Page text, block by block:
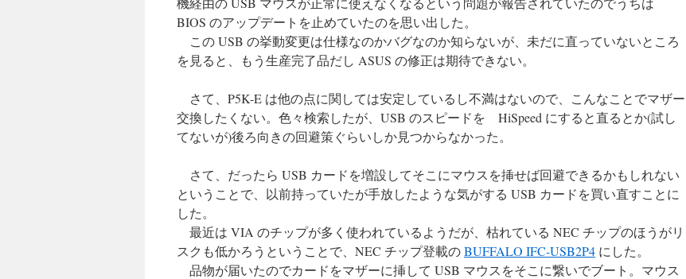
プ
BIOS のアップデートを止めていたのを思い出した。
この USB の挙動変更は仕様なのかバグなのか知らないが、未だに直っていないところ
を見ると、もう生産完了品だし ASUS の修正は期待できない。
さて、P5K-E は他の点に関しては安定しているし不満はないので、こんなことでマザー
交換したくない。色々検索したが、USB のスピードを HiSpeed にすると直るとか(試し
てないが)後ろ向きの回避策ぐらいしか見つからなかった。
さて、だったら USB カードを増設してそこにマウスを挿せば回避できるかもしれない
ということで、以前持っていたが手放したような気がする USB カードを買い直すことに
した。
最近は VIA のチップが多く使われているようだが、枯れている NEC チップのほうがリ
スクも低かろうということで、NEC チップ登載のBUFFALO IFC-USB2P4 にした。
品物が届いたのでカードをマザーに挿して USB マウスをそこに繋いでブート。マウス